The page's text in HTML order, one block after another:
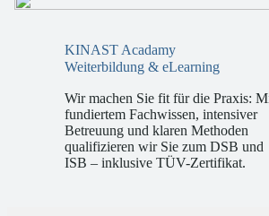
KINAST Acadamy
Wir machen Sie fit für die Praxis: Mit
fundiertem Fachwissen, intensiver
Betreuung und klaren Methoden
qualifizieren wir Sie zum DSB und